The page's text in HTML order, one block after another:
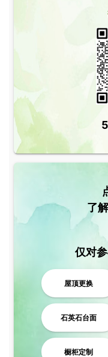
了
仅对
屋顶更换
石英石台面
橱柜定制